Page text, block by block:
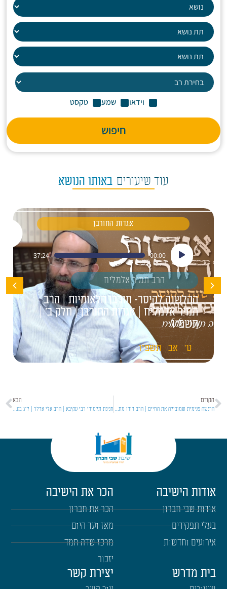
וידאו שמע טקסט
חיפוש
עוד שיעורים באותו הנושא
אגדות החורבן
נגן
אודיו
00:00
37:24
הרב תמיר אלמליח
ההלשנה לקיסר- חורבן הלאומיות | הרב
תמיר אלמליח | אגדות החורבן | חלק ב' |
תשפ"ו
ט' אב תשפ"ו
הקודם
הרגשה פנימית שמובילה את החיים | הרב דודו מתוקי | סוגיות בעין איה | תשפ"ו [15]
הבא
חגיגת תלמידי רבי עקיבא | הרב אלי אדלר | ל"ג בעומר | תשפ״ו
אודות הישיבה
אודות שבי חברון
בעלי תפקידים
אירועים וחדשות
הכר את הישיבה
הכר את חברון
מאז ועד היום
מרכז שדה חמד
יזכור
בית מדרש יצירת קשר